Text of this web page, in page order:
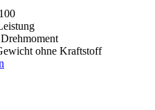
Drehmoment
ohne Kraftstoff